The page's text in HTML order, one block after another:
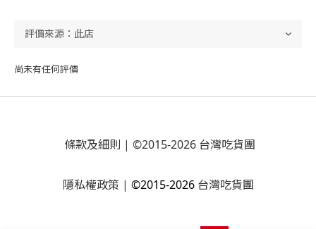
尚未有任何評價
條款及細則 | ©2015-2026 台灣吃貨團
隱私權政策 | ©2015-2026台灣吃貨團